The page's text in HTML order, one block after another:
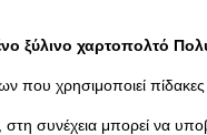
ξύλινο χαρτοπολτό
χρησιμοποιεί πίδακες
συνέχεια μπορεί να